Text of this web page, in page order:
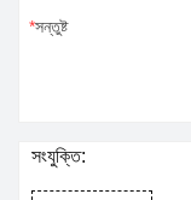
সন্তুষ্ট
সংযুক্তি: